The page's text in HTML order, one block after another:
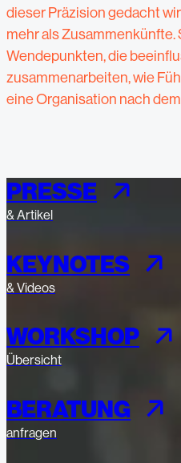
dieser Präzision gedacht
mehr als Zusammenkünfte.
Wendepunkten, die
zusammenarbeiten, wie
eine Organisation nach
PRESSE
& Artikel
KEYNOTES
& Videos
WORKSHOP
Übersicht
BERATUNG
anfragen